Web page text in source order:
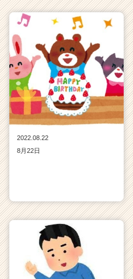
2022.08.22
8月22日